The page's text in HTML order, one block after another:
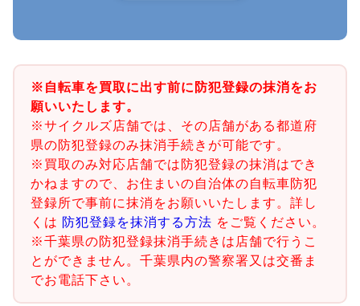
※自転車を買取に出す前に防犯登録の抹消をお
願いいたします。
※サイクルズ店舗では、その店舗がある都道府
県の防犯登録のみ抹消手続きが可能です。
※買取のみ対応店舗では防犯登録の抹消はでき
かねますので、お住まいの自治体の自転車防犯
登録所で事前に抹消をお願いいたします。詳し
くは 防犯登録を抹消する方法 をご覧ください。
※千葉県の防犯登録抹消手続きは店舗で行うこ
とができません。千葉県内の警察署又は交番ま
でお電話下さい。